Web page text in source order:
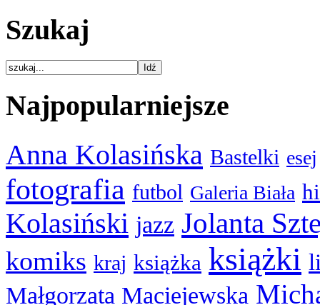
Szukaj
Najpopularniejsze
Anna Kolasińska Bastelki esej
fotografia futbol Galeria Biała
Kolasiński jazz Jolanta
komiks kraj książka książki
Małgorzata Maciejewska